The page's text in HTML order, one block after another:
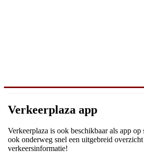
Verkeerplaza app
Verkeerplaza is ook beschikbaar als app op
ook onderweg snel een uitgebreid
verkeersinformatie!